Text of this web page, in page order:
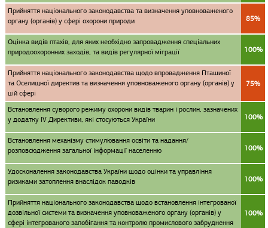
Прийняття національного законодавства та визначення уповноваженого
органу (органів) у сфері охорони природи
85%
Оцінка видів птахів, для яких необхідно запровадження спеціальних
природоохоронних заходів, та видів регулярної міграції
100%
Прийняття національного законодавства щодо впровадження Пташиної
та Оселищної директив та визначення уповноваженого органу (органів) у
цій сфері
75%
Встановлення суворого режиму охорони видів тварин і рослин, зазначених
у додатку IV Директиви, які стосуються України
100%
Встановлення механізму стимулювання освіти та надання/
розповсюдження загальної інформації населенню
100%
Удосконалення законодавства України щодо оцінки та управління
ризиками затоплення внаслідок паводків
100%
Прийняття національного законодавства щодо встановлення інтегрованої
дозвільної системи та визначення уповноваженого органу (органів) у
сфері інтегрованого запобігання та контролю промислового забруднення
100%